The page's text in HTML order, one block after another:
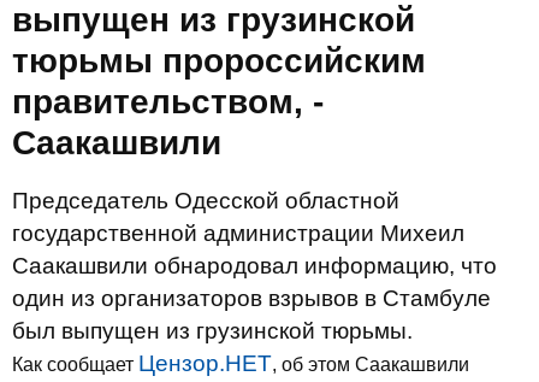
выпущен из грузинской
тюрьмы пророссийским
правительством, -
Саакашвили
Председатель Одесской областной
государственной администрации Михеил
Саакашвили обнародовал информацию, что
один из организаторов взрывов в Стамбуле
был выпущен из грузинской тюрьмы.
Как сообщает Цензор.НЕТ, об этом Саакашвили